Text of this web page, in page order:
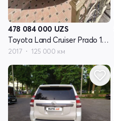
478 084 000 UZS
Toyota Land Cruiser Prado 150 Series рестайлинг 1
2017 125 000 км